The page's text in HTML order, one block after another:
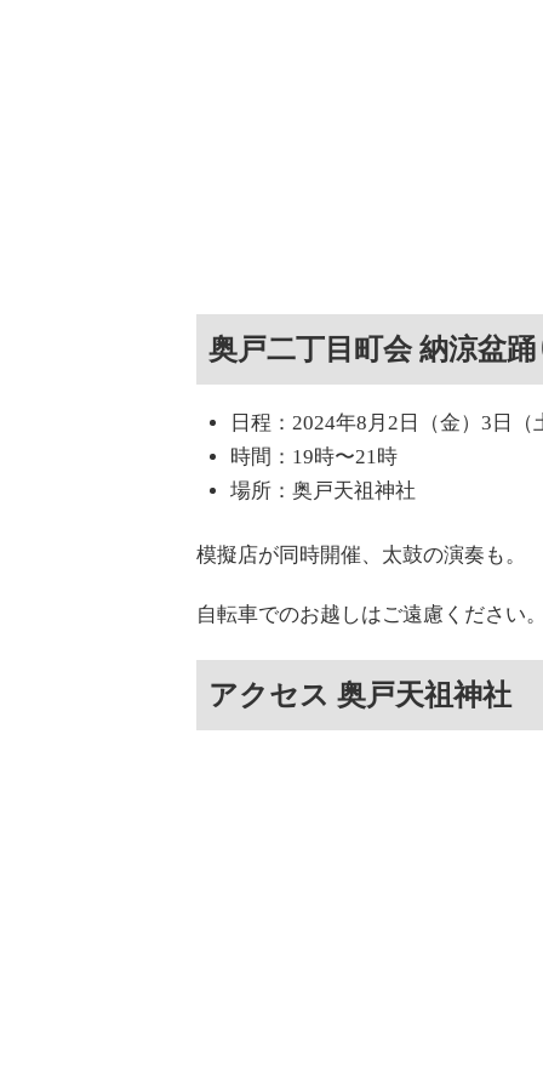
奥戸二丁目町会 納涼盆踊
日程：2024年8月2日（金）3日（
時間：19時〜21時
場所：奥戸天祖神社
模擬店が同時開催、太鼓の演奏も。
自転車でのお越しはご遠慮ください
アクセス 奥戸天祖神社